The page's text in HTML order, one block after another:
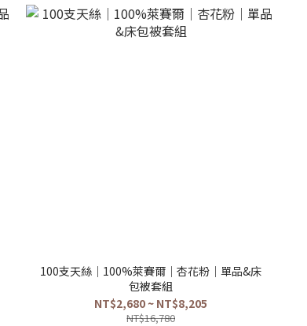
100支天絲｜100%萊賽爾｜杏花粉｜單品&床
包被套組
NT$2,680 ~ NT$8,205
NT$16,780